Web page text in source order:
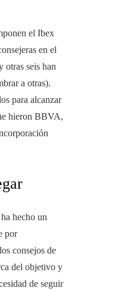
el Ibex
en el
otras seis han
a otras).
para alcanzar
hieron BBVA,
hecho un
por
consejos de
del objetivo y
de seguir